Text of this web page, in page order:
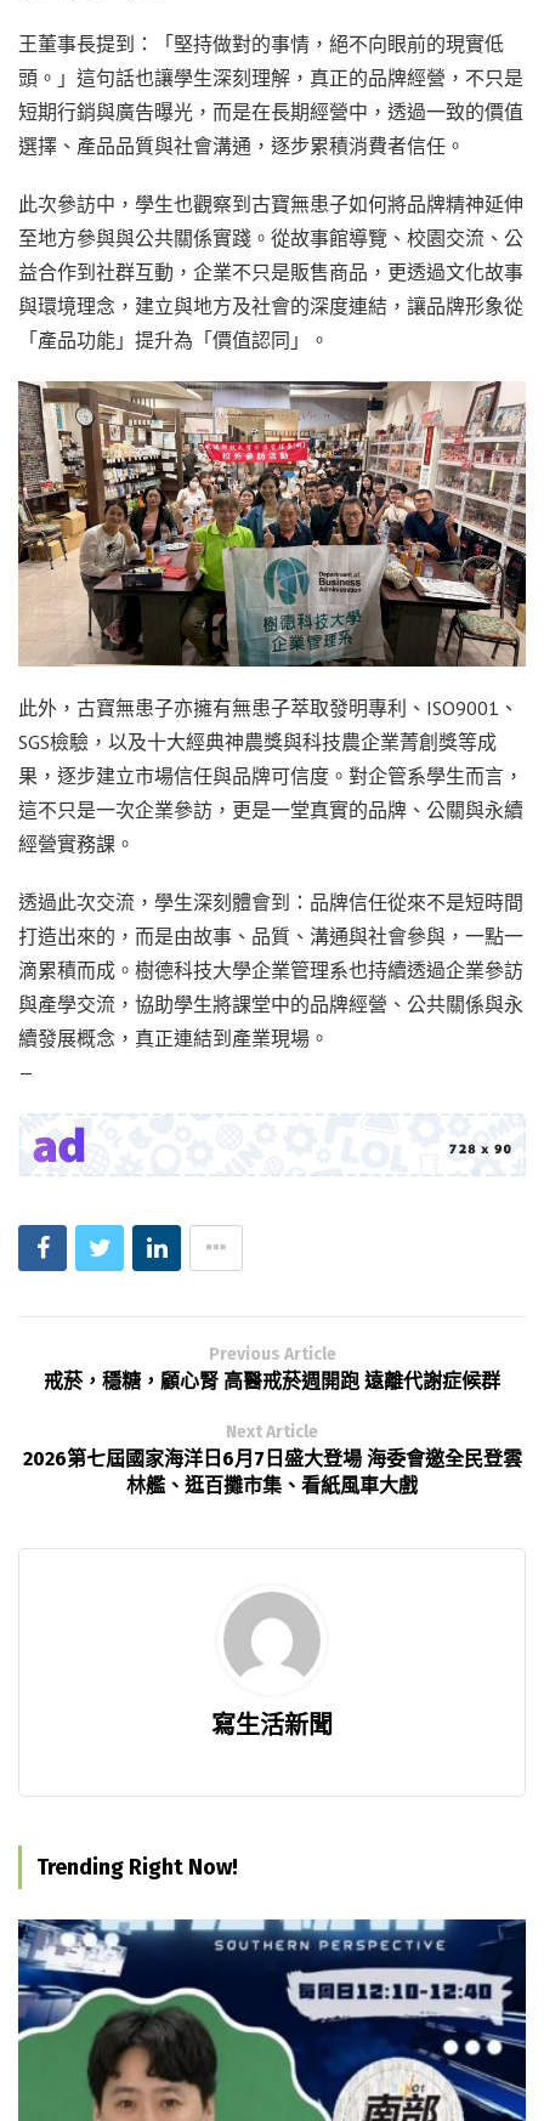
王董事長提到：「堅持做對的事情，絕不向眼前的現實低
頭。」這句話也讓學生深刻理解，真正的品牌經營，不只是
短期行銷與廣告曝光，而是在長期經營中，透過一致的價值
選擇、產品品質與社會溝通，逐步累積消費者信任。
此次參訪中，學生也觀察到古寶無患子如何將品牌精神延伸
至地方參與與公共關係實踐。從故事館導覽、校園交流、公
益合作到社群互動，企業不只是販售商品，更透過文化故事
與環境理念，建立與地方及社會的深度連結，讓品牌形象從
「產品功能」提升為「價值認同」。
此外，古寶無患子亦擁有無患子萃取發明專利、ISO9001、
SGS檢驗，以及十大經典神農獎與科技農企業菁創獎等成
果，逐步建立市場信任與品牌可信度。對企管系學生而言，
這不只是一次企業參訪，更是一堂真實的品牌、公關與永續
經營實務課。
透過此次交流，學生深刻體會到：品牌信任從來不是短時間
打造出來的，而是由故事、品質、溝通與社會參與，一點一
滴累積而成。樹德科技大學企業管理系也持續透過企業參訪
與產學交流，協助學生將課堂中的品牌經營、公共關係與永
續發展概念，真正連結到產業現場。
—
Previous Article
戒菸，穩糖，顧心腎 高醫戒菸週開跑 遠離代謝症候群
Next Article
2026第七屆國家海洋日6月7日盛大登場 海委會邀全民登雲
林艦、逛百攤市集、看紙風車大戲
寫生活新聞
Trending Right Now!